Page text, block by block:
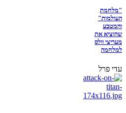
"מלחמת
העולמות"
והמטבע
שהוציא את
מעריצי וולס
למלחמה
עדי פרל